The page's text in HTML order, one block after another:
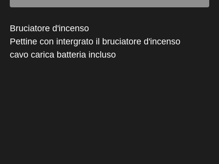
Bruciatore d'incenso
Pettine con intergrato il bruciatore d'incenso
cavo carica batteria incluso